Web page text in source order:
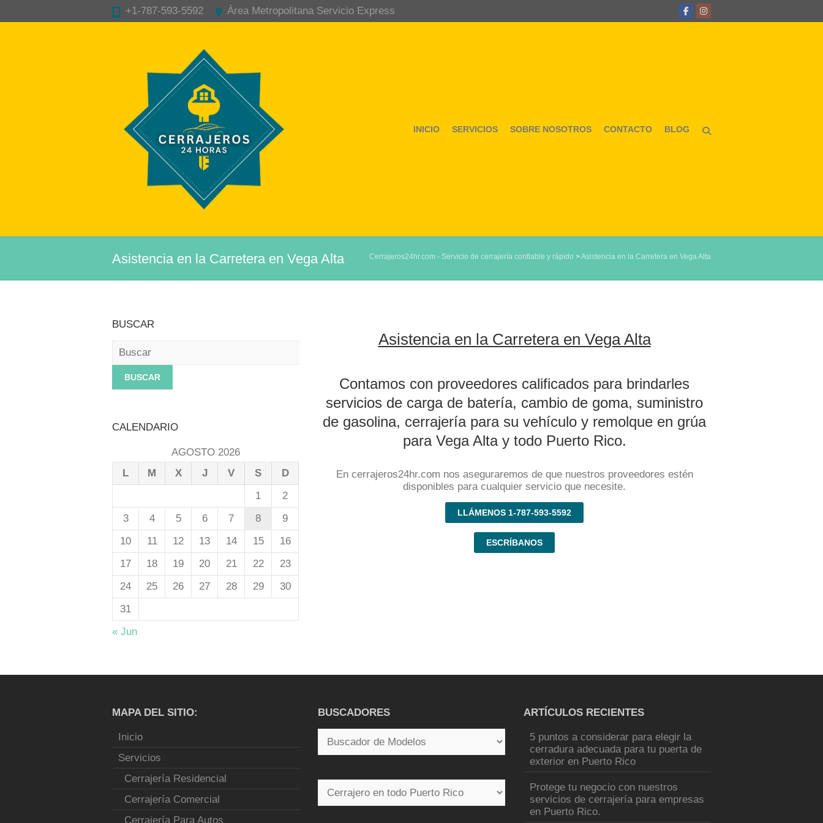
+1-787-593-5592 Área Metropolitana Servicio Express
INICIO SERVICIOS SOBRE NOSOTROS CONTACTO BLOG
Cerrajeros24hr.com - Servicio de cerrajería confiable y rápido >Asistencia en la Carretera en Vega Alta
Asistencia en la Carretera en Vega Alta
Asistencia en la Carretera en Vega Alta
Contamos con proveedores calificados para brindarles
servicios de carga de batería, cambio de goma, suministro
de gasolina, cerrajería para su vehículo y remolque en grúa
para Vega Alta y todo Puerto Rico.
En cerrajeros24hr.com nos aseguraremos de que nuestros proveedores estén
disponibles para cualquier servicio que necesite.
LLÁMENOS 1-787-593-5592
ESCRÍBANOS
BUSCAR
Buscar
CALENDARIO
AGOSTO 2026
L
M X J V S
D
1
2
3
4 5 6 7 8
9
10
11 12 13 14 15
16
17
18 19 20 21 22
23
24
25 26 27 28 29
30
31
« Jun
MAPA DEL SITIO:
Inicio
Servicios
Cerrajería Residencial
Cerrajería Comercial
Cerrajería Para Autos
BUSCADORES ARTÍCULOS RECIENTES
5 puntos a considerar para elegir la
cerradura adecuada para tu puerta de
exterior en Puerto Rico
Protege tu negocio con nuestros
servicios de cerrajería para empresas
en Puerto Rico.